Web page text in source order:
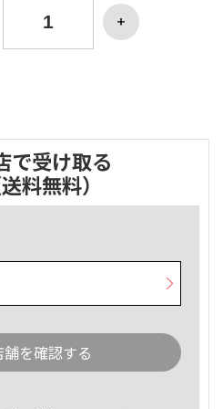
で受け取る
送料無料）
を確認する